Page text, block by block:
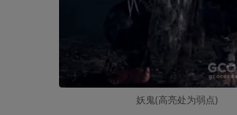
妖鬼(高亮处为弱点)